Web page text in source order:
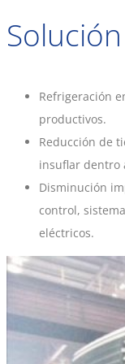
Refrigeración
productivos.
Reducción de
insuflar dentro
Disminución
control,
eléctricos.